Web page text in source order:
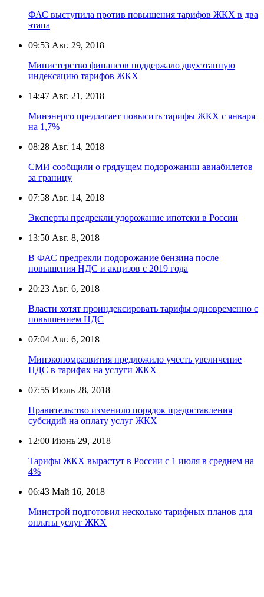
ФАС выступила против повышения тарифов ЖКХ в два
этапа
09:53 Авг. 29, 2018
Министерство финансов поддержало двухэтапную
индексацию тарифов ЖКХ
14:47 Авг. 21, 2018
Минэнерго предлагает повысить тарифы ЖКХ с января
на 1,7%
08:28 Авг. 14, 2018
СМИ сообщили о грядущем подорожании авиабилетов
за границу
07:58 Авг. 14, 2018
Эксперты предрекли удорожание ипотеки в России
13:50 Авг. 8, 2018
В ФАС предрекли подорожание бензина после
повышения НДС и акцизов с 2019 года
20:23 Авг. 6, 2018
Власти хотят проиндексировать тарифы одновременно с
повышением НДС
07:04 Авг. 6, 2018
Минэкономразвития предложило учесть увеличение
НДС в тарифах на услуги ЖКХ
07:55 Июль 28, 2018
Правительство изменило порядок предоставления
субсидий на оплату услуг ЖКХ
12:00 Июнь 29, 2018
Тарифы ЖКХ вырастут в России с 1 июля в среднем на
4%
06:43 Май 16, 2018
Минстрой подготовил несколько тарифных планов для
оплаты услуг ЖКХ